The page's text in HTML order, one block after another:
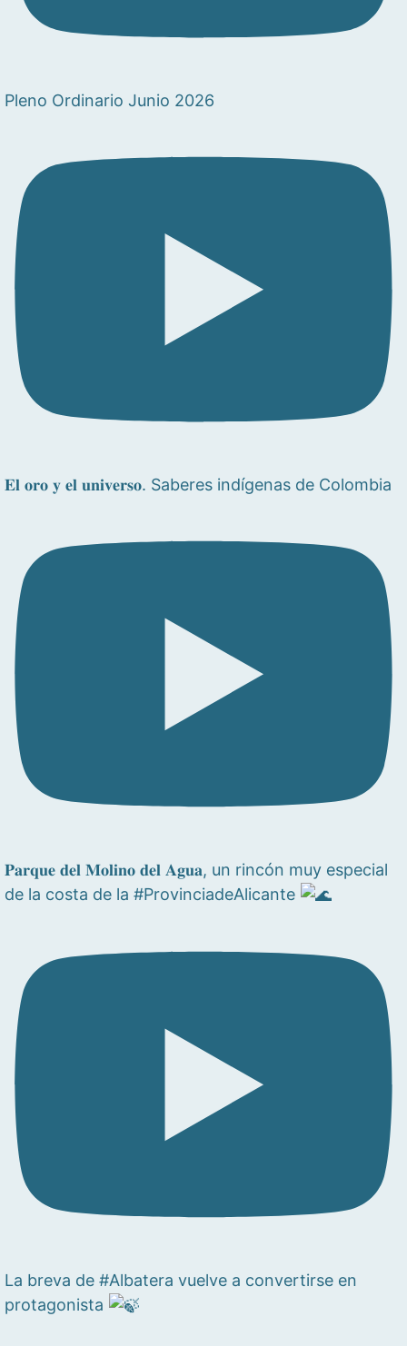
Pleno Ordinario Junio 2026
𝐄𝐥 𝐨𝐫𝐨 𝐲 𝐞𝐥 𝐮𝐧𝐢𝐯𝐞𝐫𝐬𝐨. Saberes indígenas de Colombia
𝐏𝐚𝐫𝐪𝐮𝐞 𝐝𝐞𝐥 𝐌𝐨𝐥𝐢𝐧𝐨 𝐝𝐞𝐥 𝐀𝐠𝐮𝐚, un rincón muy especial
de la costa de la #ProvinciadeAlicante
La breva de #Albatera vuelve a convertirse en
protagonista